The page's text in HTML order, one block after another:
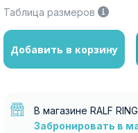
Таблица размеров
Добавить в корзину
В магазине RALF
Забронировать в